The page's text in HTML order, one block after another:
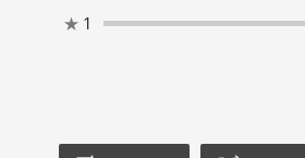
★ 1